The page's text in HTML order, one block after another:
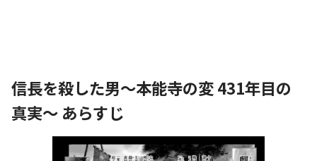
信長を殺した男～本能寺の変 431年目の
真実～ あらすじ